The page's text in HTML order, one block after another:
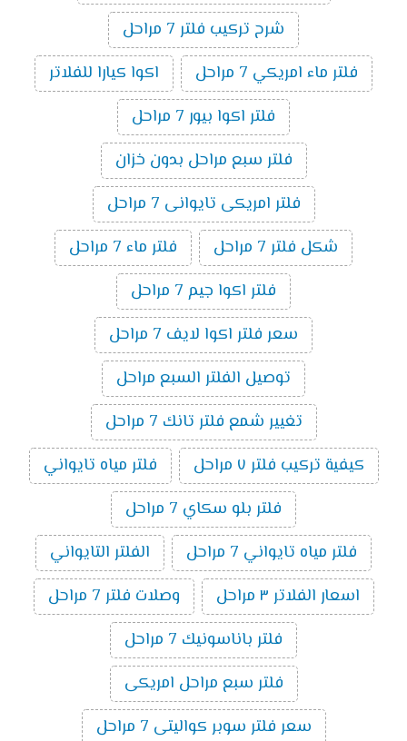
شرح تركيب فلتر 7 مراحل
فلتر ماء امريكي 7 مراحل
اكوا كيارا للفلاتر
فلتر اكوا بيور 7 مراحل
فلتر سبع مراحل بدون خزان
فلتر امريكى تايوانى 7 مراحل
شكل فلتر 7 مراحل
فلتر ماء 7 مراحل
فلتر اكوا جيم 7 مراحل
سعر فلتر اكوا لايف 7 مراحل
توصيل الفلتر السبع مراحل
تغيير شمع فلتر تانك 7 مراحل
كيفية تركيب فلتر ٧ مراحل
فلتر مياه تايواني
فلتر بلو سكاي 7 مراحل
فلتر مياه تايواني 7 مراحل
الفلتر التايواني
اسعار الفلاتر ٣ مراحل
وصلات فلتر 7 مراحل
فلتر باناسونيك 7 مراحل
فلتر سبع مراحل امريكى
سعر فلتر سوبر كواليتى 7 مراحل